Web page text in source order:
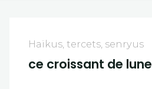
Haïkus, tercets, senryus
ce croissant de lune